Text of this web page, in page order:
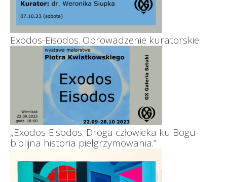
Exodos-Eisodos. Oprowadzenie kuratorskie
„Exodos-Eisodos. Droga człowieka ku Bogu-
biblijna historia pielgrzymowania.”